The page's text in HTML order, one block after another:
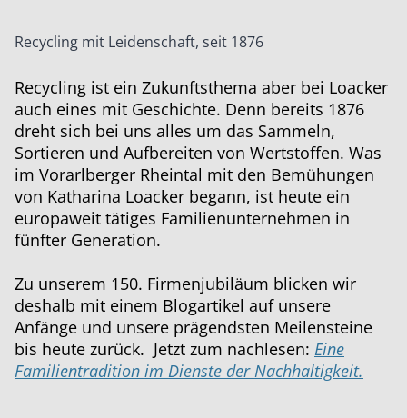
Recycling mit Leidenschaft, seit 1876
Recycling ist ein Zukunftsthema aber bei Loacker
auch eines mit Geschichte. Denn bereits 1876
dreht sich bei uns alles um das Sammeln,
Sortieren und Aufbereiten von Wertstoffen. Was
im Vorarlberger Rheintal mit den Bemühungen
von Katharina Loacker begann, ist heute ein
europaweit tätiges Familienunternehmen in
fünfter Generation.
Zu unserem 150. Firmenjubiläum blicken wir
deshalb mit einem Blogartikel auf unsere
Anfänge und unsere prägendsten Meilensteine
bis heute zurück. Jetzt zum nachlesen: Eine
Familientradition im Dienste der Nachhaltigkeit.